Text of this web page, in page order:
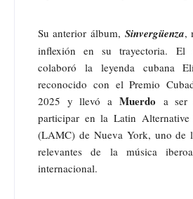
Su anterior álbum, Sinvergüenza,
inflexión en su trayectoria.
colaboró la leyenda cubana
reconocido con el Premio
2025 y llevó a Muerdo a ser
participar en la Latin Alternative
(LAMC) de Nueva York, uno de
relevantes de la música
internacional.